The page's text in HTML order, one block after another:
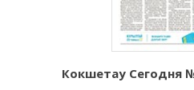
Кокшетау Сегодня